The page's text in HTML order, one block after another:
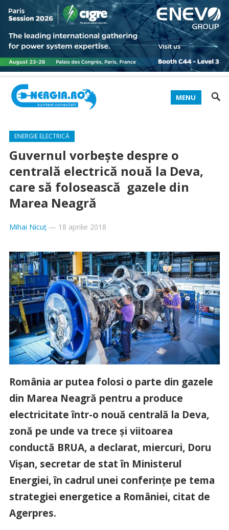
MENU
ENERGIE ELECTRICĂ
Guvernul vorbeşte despre o
centrală electrică nouă la Deva,
care să folosească gazele din
Marea Neagră
Mihai Nicuț— 18 aprilie 2018
România ar putea folosi o parte din gazele
din Marea Neagră pentru a produce
electricitate într-o nouă centrală la Deva,
zonă pe unde va trece şi viitoarea
conductă BRUA, a declarat, miercuri, Doru
Vişan, secretar de stat în Ministerul
Energiei, în cadrul unei conferinţe pe tema
strategiei energetice a României, citat de
Agerpres.